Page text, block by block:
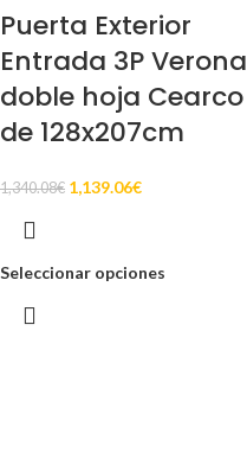
Puerta Exterior
Entrada 3P Verona
doble hoja Cearco
de 128x207cm
1,340.08€ 1,139.06€
Seleccionar opciones